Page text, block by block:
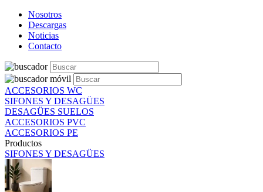
Nosotros
Descargas
Noticias
Contacto
ACCESORIOS WC
SIFONES Y DESAGÜES
DESAGÜES SUELOS
ACCESORIOS PVC
ACCESORIOS PE
Productos
SIFONES Y DESAGÜES